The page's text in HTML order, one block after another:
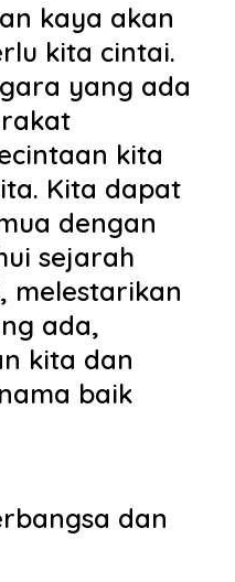
kaya akan
kita cintai.
yang ada
kita
Kita dapat
dengan
sejarah
melestarikan
ada,
kita dan
baik
dan